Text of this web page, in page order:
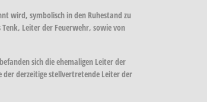
wird, symbolisch in den Ruhestand zu
Leiter der Feuerwehr, sowie von
sich die ehemaligen Leiter der
derzeitige stellvertretende Leiter der